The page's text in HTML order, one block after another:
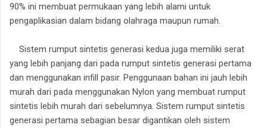
90% ini membuat permukaan yang lebih alami untuk
pengaplikasian dalam bidang olahraga maupun rumah.
Sistem rumput sintetis generasi kedua juga memiliki serat
yang lebih panjang dari pada rumput sintetis generasi pertama
dan menggunakan infill pasir. Penggunaan bahan ini jauh lebih
murah dari pada menggunakan Nylon yang membuat rumput
sintetis lebih murah dari sebelumnya. Sistem rumput sintetis
generasi pertama sebagian besar digantikan oleh sistem